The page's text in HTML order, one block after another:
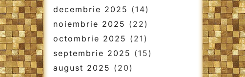
decembrie 2025 (14)
noiembrie 2025 (22)
octombrie 2025 (21)
septembrie 2025 (15)
august 2025 (20)